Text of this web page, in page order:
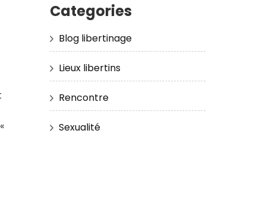
Categories
Blog libertinage
Lieux libertins
Rencontre
Sexualité